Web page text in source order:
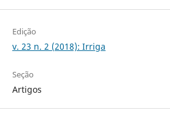
Edição
v. 23 n. 2 (2018): Irriga
Seção
Artigos